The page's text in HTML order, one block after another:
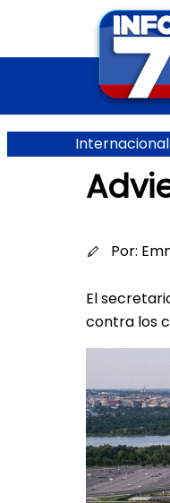
Internacional
Por:
El
contra los